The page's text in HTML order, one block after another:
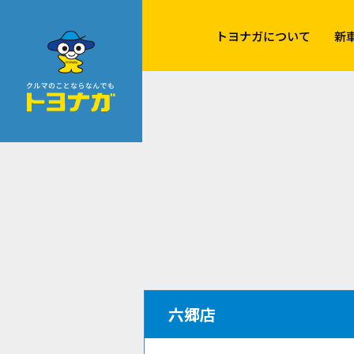
トヨナガについて 新
六郷店